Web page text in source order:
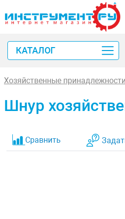
КАТАЛОГ
Хозяйственные принадлежности
Шнур
Сравнить